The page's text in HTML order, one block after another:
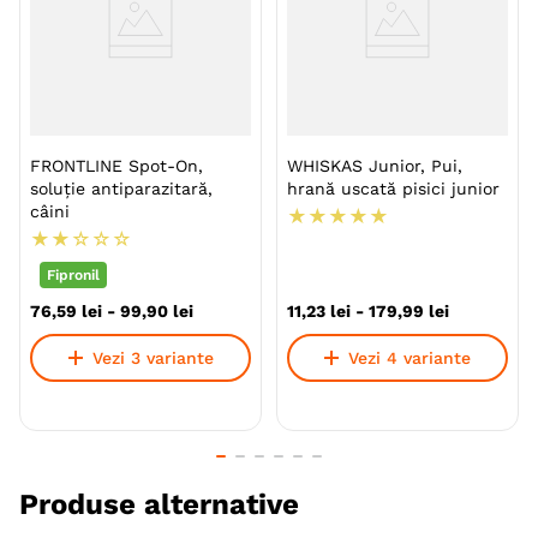
puternic.
Specie Caini
Toy (XS)
Adult (Gestatie & Lactatie)
Calitate Hrana Ultra-Premium
FRONTLINE Spot-On,
soluție antiparazitară,
câini
★ ★ ☆ ☆ ☆
Fipronil
76,59 lei - 99,90 lei
Vezi 3 variante
WHISKAS Junior, Pui,
hrană uscată pisici junior
★ ★ ★ ★ ★
11,23 lei - 179,99 lei
Vezi 4 variante
Produse alternative